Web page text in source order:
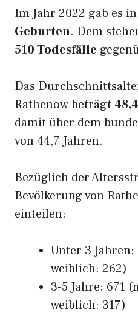
Im Jahr 2022 gab es
Geburten. Dem
510 Todesfälle
Das
Rathenow beträgt
damit über dem
von 44,7 Jahren.
Bezüglich der
Bevölkerung von
einteilen:
Unter 3
weiblich: 262)
3-5 Jahre: 671
weiblich: 317)